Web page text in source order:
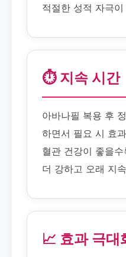
적절한 성적 자극
⏱️ 지속 시간
아바나필 복용 후
하면서 필요 시 효
혈관 건강이 좋을
더 강하고 오래 지
📈 효과 극대